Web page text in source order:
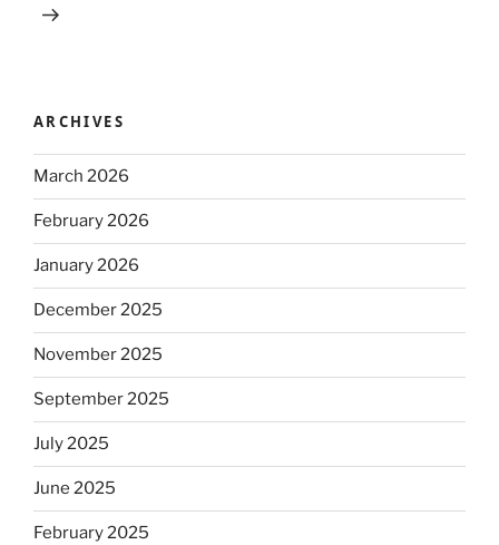
ARCHIVES
March 2026
February 2026
January 2026
December 2025
November 2025
September 2025
July 2025
June 2025
February 2025